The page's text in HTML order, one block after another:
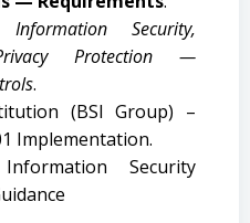
Information Security,
Protection —
.
(BSI Group) –
Implementation.
Security